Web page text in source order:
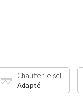
Chauffer le sol
Adapté